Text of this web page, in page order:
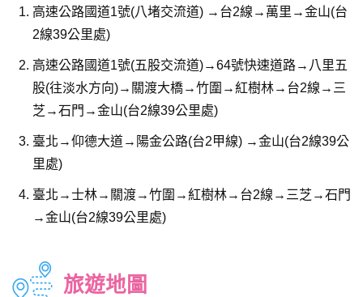
高速公路國道1號(八堵交流道) →台2線→萬里→金山(台
2線39公里處)
高速公路國道1號(五股交流道)→64號快速道路→八里五
股(往淡水方向)→關渡大橋→竹圍→紅樹林→台2線→三
芝→石門→金山(台2線39公里處)
臺北→仰德大道→陽金公路(台2甲線) →金山(台2線39公
里處)
臺北→士林→關渡→竹圍→紅樹林→台2線→三芝→石門
→金山(台2線39公里處)
旅遊地圖